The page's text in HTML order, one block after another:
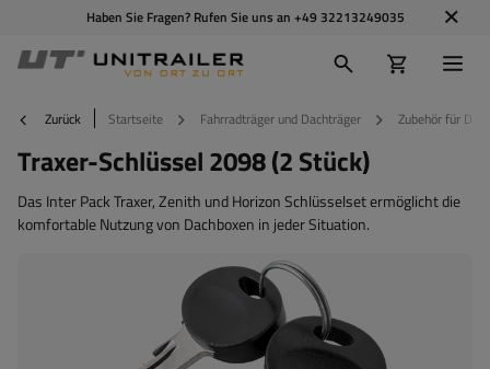
Haben Sie Fragen? Rufen Sie uns an +49 32213249035
Zurück Startseite Fahrradträger und Dachträger Zubehör für
Traxer-Schlüssel 2098 (2 Stück)
Das Inter Pack Traxer, Zenith und Horizon Schlüsselset ermöglicht die
komfortable Nutzung von Dachboxen in jeder Situation.